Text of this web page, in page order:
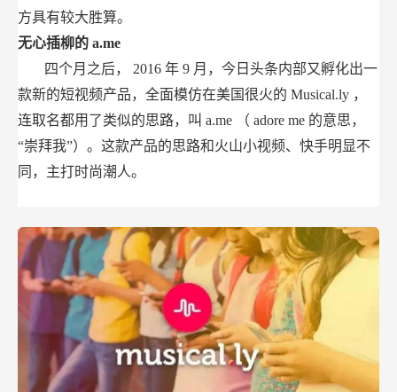
方具有较大胜算。
无心插柳的 a.me
四个月之后， 2016 年 9 月，今日头条内部又孵化出一
款新的短视频产品，全面模仿在美国很火的 Musical.ly ，
连取名都用了类似的思路，叫 a.me （ adore me 的意思，
“崇拜我”）。这款产品的思路和火山小视频、快手明显不
同，主打时尚潮人。